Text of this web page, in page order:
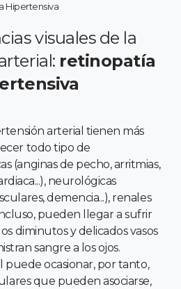
Hipertensiva
visuales de la
retinopatía
arterial tienen más
todo tipo de
(anginas de pecho, arritmias,
neurológicas
demencia...), renales
pueden llegar a sufrir
diminutos y delicados vasos
sangre a los ojos.
puede ocasionar, por tanto,
que pueden asociarse,